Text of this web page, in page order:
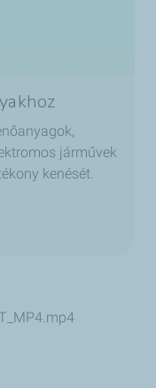
járművek
kenését.